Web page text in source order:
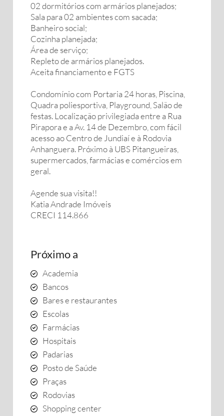
02 dormitórios com armários planejados;
Sala para 02 ambientes com sacada;
Banheiro social;
Cozinha planejada;
Área de serviço;
Repleto de armários planejados.
Aceita financiamento e FGTS
Condomínio com Portaria 24 horas, Piscina,
Quadra poliesportiva, Playground, Salão de
festas. Localização privilegiada entre a Rua
Pirapora e a Av. 14 de Dezembro, com fácil
acesso ao Centro de Jundiaí e à Rodovia
Anhanguera. Próximo à UBS Pitangueiras,
supermercados, farmácias e comércios em
geral.
Agende sua visita!!
Katia Andrade Imóveis
CRECI 114.866
Próximo a
Academia
Bancos
Bares e restaurantes
Escolas
Farmácias
Hospitais
Padarias
Posto de Saúde
Praças
Rodovias
Shopping center